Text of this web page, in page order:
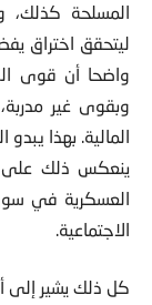
المسلحة كذلك،
ليتحقق اختراق
واضحا أن قوى
وبقوى غير
المالية. بهذا
ينعكس ذلك على
العسكرية في
الاجتماعية.
كل ذلك يشير إلى